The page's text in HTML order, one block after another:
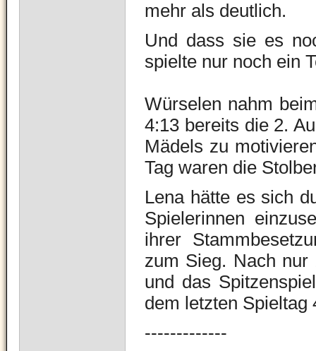
mehr als deutlich.
Und dass sie es
spielte nur noch ein
Würselen nahm
4:13 bereits die 2.
Mädels zu
Tag waren die
Lena hätte es sich
Spielerinnen
ihrer
zum Sieg. Nach
und das
dem letzten Spieltag
-------------